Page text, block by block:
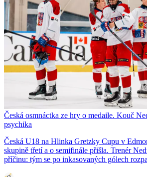
Česká osmnáctka ze hry o medaile. Kouč
psychika
Česká U18 na Hlinka Gretzky Cupu v
skupině třetí a o semifinále přišla. Trenér
příčinu: tým se po inkasovaných gólech